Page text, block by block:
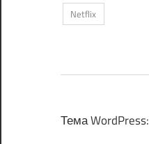
Netflix
Тема